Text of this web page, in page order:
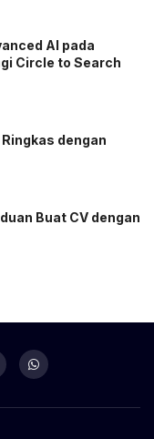
AI pada
Circle to Search
dengan
Buat CV dengan